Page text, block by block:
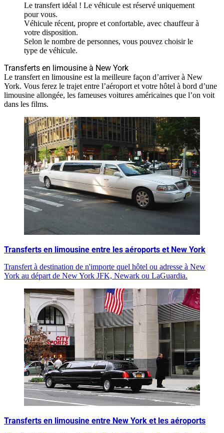
Le transfert idéal ! Le véhicule est réservé uniquement
pour vous.
Véhicule récent, propre et confortable, avec chauffeur à
votre disposition.
Selon le nombre de personnes, vous pouvez choisir le
type de véhicule.
Transferts en limousine à New York
Le transfert en limousine est la meilleure façon d’arriver à New
York. Vous ferez le trajet entre l’aéroport et votre hôtel à bord d’une
limousine allongée, les fameuses voitures américaines que l’on voit
dans les films.
Transferts en limousine entre les aéroports et New York
Transfert à destination de n'importe quel hôtel ou adresse à New
York au départ de New York JFK, Newark ou LaGuardia.
Transferts en limousine entre New York et les aéroports